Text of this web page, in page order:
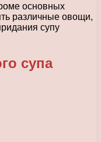
основных
различные овощи,
супу
супа